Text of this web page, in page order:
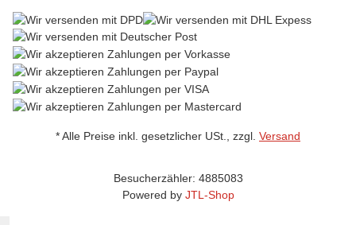
* Alle Preise inkl. gesetzlicher USt., zzgl. Versand
Besucherzähler: 4885083
Powered by JTL-Shop